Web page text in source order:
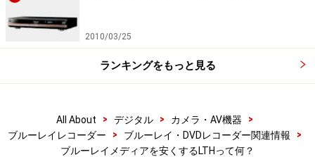
2010/03/25
ランキングをもっと見る
All About > デジタル > カメラ・AV機器
>
ブルーレイレコーダー
> ブルーレイ・DVDレコーダー関連情報
>
ブルーレイメディアを安くするLTHって何？